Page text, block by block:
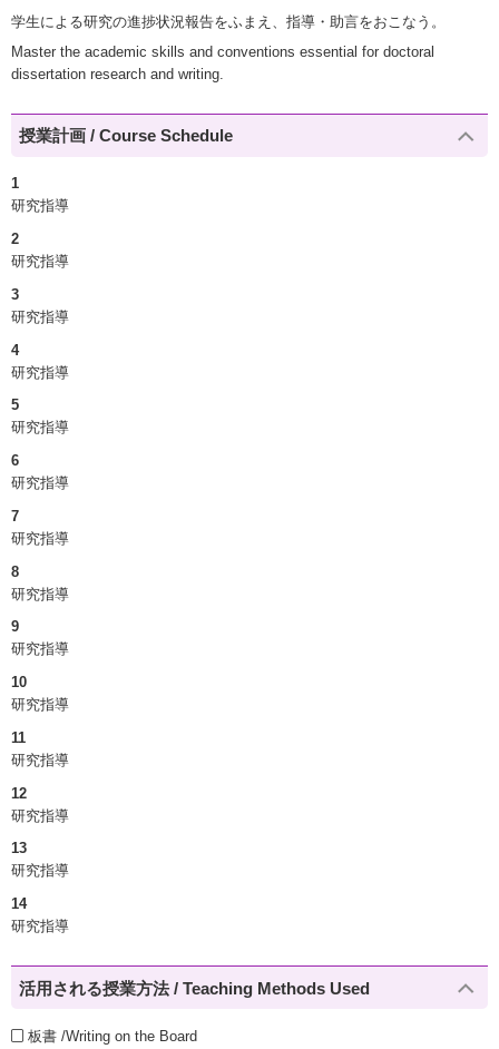
学生による研究の進捗状況報告をふまえ、指導・助言をおこなう。
Master the academic skills and conventions essential for doctoral
dissertation research and writing.
授業計画 / Course Schedule
1
研究指導
2
研究指導
3
研究指導
4
研究指導
5
研究指導
6
研究指導
7
研究指導
8
研究指導
9
研究指導
10
研究指導
11
研究指導
12
研究指導
13
研究指導
14
研究指導
活用される授業方法 / Teaching Methods Used
板書 /Writing on the Board